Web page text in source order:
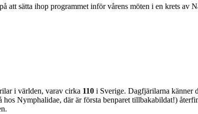
sätta ihop programmet inför vårens möten i en krets av
i världen, varav cirka 110 i Sverige. Dagfjärilarna känner
Nymphalidae, där är första benparet tillbakabildat!)